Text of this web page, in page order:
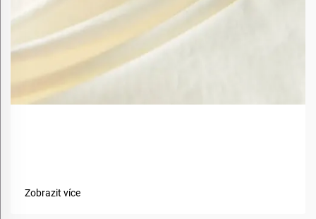
Zobrazit více